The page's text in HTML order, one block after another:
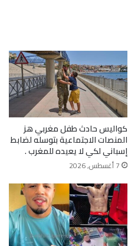
كواليس حادث طفل مغربي هز
المنصات الاجتماعية بتوسله لضابط
إسباني لكي لا يعيده للمغرب .
7 أغسطس, 2026